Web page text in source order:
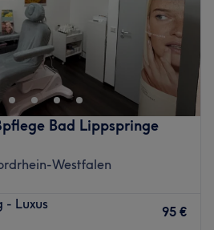
Bad Lippspringe
Westfalen
- Luxus
95 €